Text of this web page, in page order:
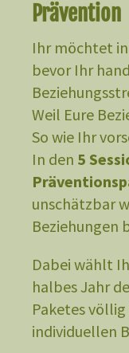
Prävention
Ihr möchtet
bevor Ihr
Weil Eure
So wie Ihr
In den 5
unschätzbar
Beziehungen
Dabei wählt
halbes Jahr
Paketes
individuellen